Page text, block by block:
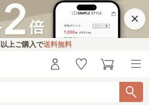
×
以上ご購入で送料無料